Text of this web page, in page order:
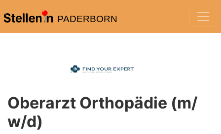
PADERBORN
Oberarzt Orthopädie (m/
w/d)